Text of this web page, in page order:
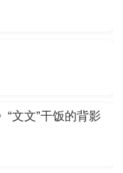
“文文”干饭的背影